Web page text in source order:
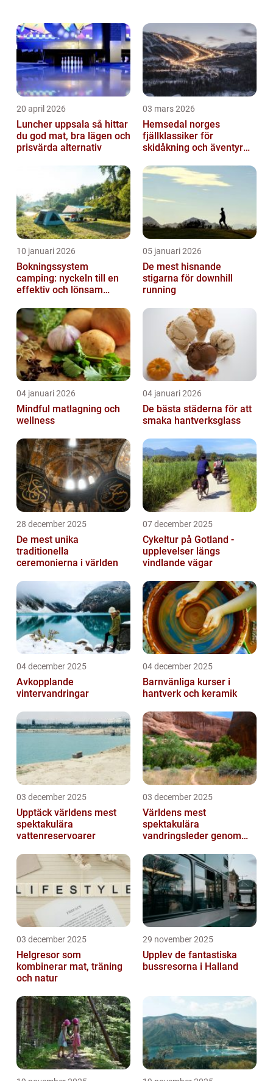
20 april 2026
Luncher uppsala så hittar
du god mat, bra lägen och
prisvärda alternativ
03 mars 2026
Hemsedal norges
fjällklassiker för
skidåkning och äventyr
10 januari 2026
Bokningssystem
camping: nyckeln till en
effektiv och lönsam
05 januari 2026
De mest hisnande
stigarna för downhill
running
04 januari 2026
Mindful matlagning och
wellness
04 januari 2026
De bästa städerna för att
smaka hantverksglass
28 december 2025
De mest unika
traditionella
ceremonierna i världen
07 december 2025
Cykeltur på Gotland -
upplevelser längs
vindlande vägar
04 december 2025
Avkopplande
vintervandringar
04 december 2025
Barnvänliga kurser i
hantverk och keramik
03 december 2025
Upptäck världens mest
spektakulära
vattenreservoarer
03 december 2025
Världens mest
spektakulära
vandringsleder genom
03 december 2025
Helgresor som
kombinerar mat, träning
och natur
29 november 2025
Upplev de fantastiska
bussresorna i Halland